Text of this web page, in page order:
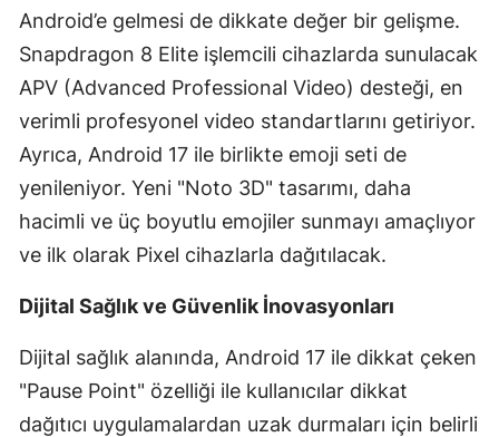
Yalova
Karabük
Kilis
Osmaniye
Düzce
Android’e gelmesi de dikkate değer bir gelişme.
Snapdragon 8 Elite işlemcili cihazlarda sunulacak
APV (Advanced Professional Video) desteği, en
verimli profesyonel video standartlarını getiriyor.
Ayrıca, Android 17 ile birlikte emoji seti de
yenileniyor. Yeni "Noto 3D" tasarımı, daha
hacimli ve üç boyutlu emojiler sunmayı amaçlıyor
ve ilk olarak Pixel cihazlarla dağıtılacak.
Dijital Sağlık ve Güvenlik İnovasyonları
Dijital sağlık alanında, Android 17 ile dikkat çeken
"Pause Point" özelliği ile kullanıcılar dikkat
dağıtıcı uygulamalardan uzak durmaları için belirli